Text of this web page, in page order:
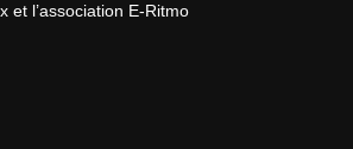
et l’association E-Ritmo